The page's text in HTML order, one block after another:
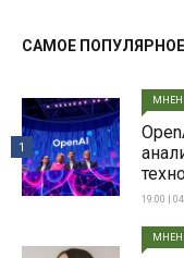
САМОЕ ПОПУЛЯРНОЕ
19:00 |
1